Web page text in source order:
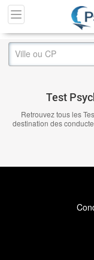
Test
Retrouvez tous les
destination des